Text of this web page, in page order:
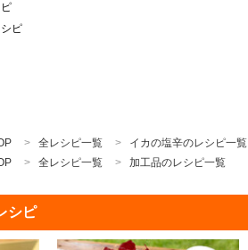
ピ
全レシピ一覧
イカの塩辛のレシピ一覧
全レシピ一覧 加工品のレシピ一覧
シピ